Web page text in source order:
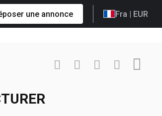
une annonce Fra | EUR
5053... Afficher